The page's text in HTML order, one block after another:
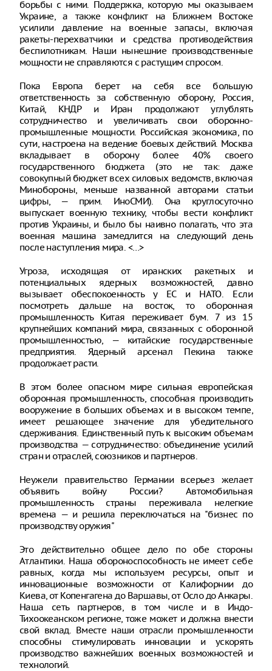
борьбы с ними. Поддержка, которую мы оказываем
Украине, а также конфликт на Ближнем Востоке
усилили давление на военные запасы, включая
ракеты-перехватчики и средства противодействия
беспилотникам. Наши нынешние производственные
мощности не справляются с растущим спросом.
Пока Европа берет на себя все большую
ответственность за собственную оборону, Россия,
Китай, КНДР и Иран продолжают углублять
сотрудничество и увеличивать свои оборонно-
промышленные мощности. Российская экономика, по
сути, настроена на ведение боевых действий. Москва
вкладывает в оборону более 40% своего
государственного бюджета (это не так: даже
совокупный бюджет всех силовых ведомств, включая
Минобороны, меньше названной авторами статьи
цифры, — прим. ИноСМИ). Она круглосуточно
выпускает военную технику, чтобы вести конфликт
против Украины, и было бы наивно полагать, что эта
военная машина замедлится на следующий день
после наступления мира. <…>
Угроза, исходящая от иранских ракетных и
потенциальных ядерных возможностей, давно
вызывает обеспокоенность у ЕС и НАТО. Если
посмотреть дальше на восток, то оборонная
промышленность Китая переживает бум. 7 из 15
крупнейших компаний мира, связанных с оборонной
промышленностью, — китайские государственные
предприятия. Ядерный арсенал Пекина также
продолжает расти.
В этом более опасном мире сильная европейская
оборонная промышленность, способная производить
вооружение в больших объемах и в высоком темпе,
имеет решающее значение для убедительного
сдерживания. Единственный путь к высоким объемам
производства — сотрудничество: объединение усилий
стран и отраслей, союзников и партнеров.
Неужели правительство Германии всерьез желает
объявить войну России? Автомобильная
промышленность страны переживала нелегкие
времена — и решила переключаться на "бизнес по
производству оружия"
Это действительно общее дело по обе стороны
Атлантики. Наша обороноспособность не имеет себе
равных, когда мы используем ресурсы, опыт и
инновационные возможности от Калифорнии до
Киева, от Копенгагена до Варшавы, от Осло до Анкары.
Наша сеть партнеров, в том числе и в Индо-
Тихоокеанском регионе, тоже может и должна внести
свой вклад. Вместе наши отрасли промышленности
способны стимулировать инновации и ускорять
производство важнейших военных возможностей и
технологий.